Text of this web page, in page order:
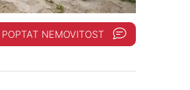
POPTAT NEMOVITOST